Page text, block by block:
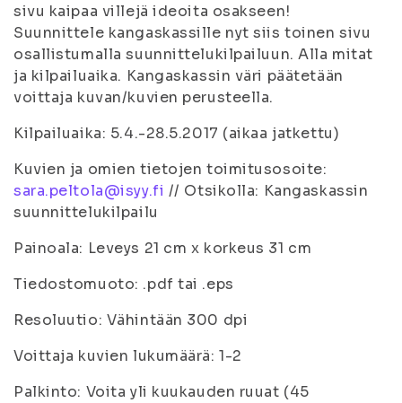
sivu kaipaa villejä ideoita osakseen!
Suunnittele kangaskassille nyt siis toinen sivu
osallistumalla suunnittelukilpailuun. Alla mitat
ja kilpailuaika. Kangaskassin väri päätetään
voittaja kuvan/kuvien perusteella.
Kilpailuaika: 5.4.-28.5.2017 (aikaa jatkettu)
Kuvien ja omien tietojen toimitusosoite:
sara.peltola@isyy.fi // Otsikolla: Kangaskassin
suunnittelukilpailu
Painoala: Leveys 21 cm x korkeus 31 cm
Tiedostomuoto: .pdf tai .eps
Resoluutio: Vähintään 300 dpi
Voittaja kuvien lukumäärä: 1-2
Palkinto: Voita yli kuukauden ruuat (45